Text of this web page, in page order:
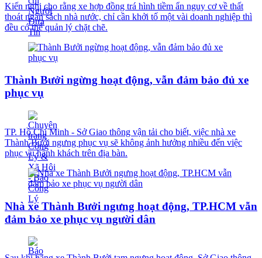
Kiến nghị cho rằng xe hợp đồng trá hình tiềm ẩn nguy cơ về thất
thoát ngân sách nhà nước, chỉ cần khởi tố một vài doanh nghiệp thì
đều có thể quản lý chặt chẽ.
Thành Bưởi ngừng hoạt động, vẫn đảm bảo đủ xe
phục vụ
TP. Hồ Chí Minh - Sở Giao thông vận tải cho biết, việc nhà xe
Thành Bưởi ngưng phục vụ sẽ không ảnh hưởng nhiều đến việc
phục vụ hành khách trên địa bàn.
Nhà xe Thành Bưởi ngưng hoạt động, TP.HCM vẫn
đảm bảo xe phục vụ người dân